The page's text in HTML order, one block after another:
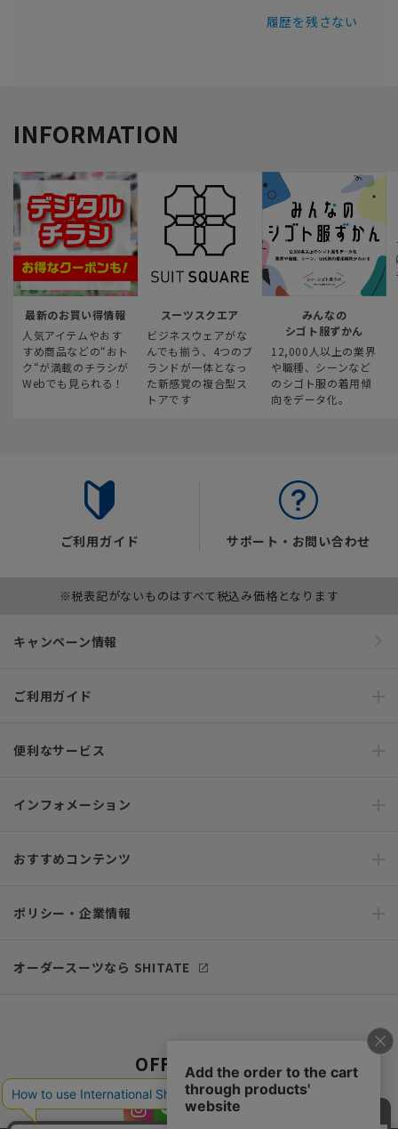
履歴を残さない
INFORMATION
最新のお買い得情報
人気アイテムやおす
すめ商品などの“おト
ク“が満載のチラシが
Webでも見られる！
スーツスクエア
ビジネスウェアがな
んでも揃う、4つのブ
ランドが一体となっ
た新感覚の複合型ス
トアです
みんなの
シゴト服ずかん
12,000人以上の業界
や職種、シーンなど
のシゴト服の着用傾
向をデータ化。
ご利用ガイド サポート・お問い合わせ
※税表記がないものはすべて税込み価格となります
キャンペーン情報
ご利用ガイド
便利なサービス
インフォメーション
おすすめコンテンツ
ポリシー・企業情報
オーダースーツなら SHITATE
OFFICIAL SNS